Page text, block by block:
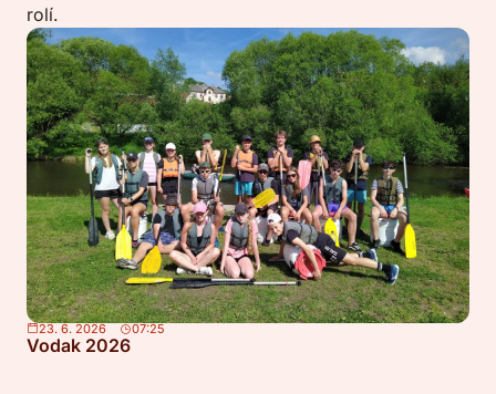
rolí.
23. 6. 2026 07:25
Vodak 2026